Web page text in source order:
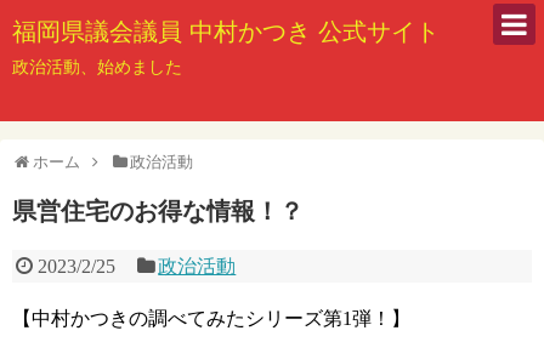
福岡県議会議員 中村かつき 公式サイト
政治活動、始めました
ホーム 政治活動
県営住宅のお得な情報！？
2023/2/25 政治活動
【中村かつきの調べてみたシリーズ第1弾！】